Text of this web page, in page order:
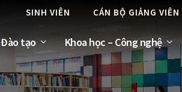
SINH VIÊN CÁN BỘ GIẢNG VIÊN
Đào tạo Khoa học – Công nghệ